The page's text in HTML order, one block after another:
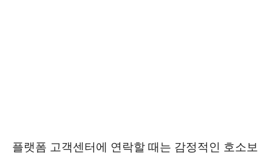
플랫폼 고객센터에 연락할 때는 감정적인 호소보